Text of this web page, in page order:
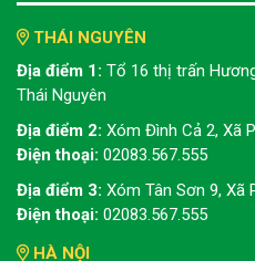
THÁI NGUYÊN
Địa điểm 1: Tổ 16 thị trấn
Thái Nguyên
Địa điểm 2: Xóm Đình Cả 2, Xã
Điện thoại: 02083.567.555
Địa điểm 3: Xóm Tân Sơn 9, Xã
Điện thoại: 02083.567.555
HÀ NỘI